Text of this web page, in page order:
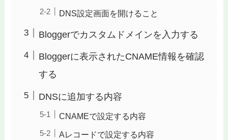
DNS設定画面を開けること
Bloggerでカスタムドメインを入力する
Bloggerに表示されたCNAME情報を確認
する
DNSに追加する内容
CNAMEで設定する内容
Aレコードで設定する内容